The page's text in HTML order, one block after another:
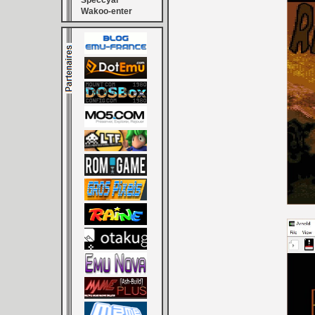
Wakoo-enter